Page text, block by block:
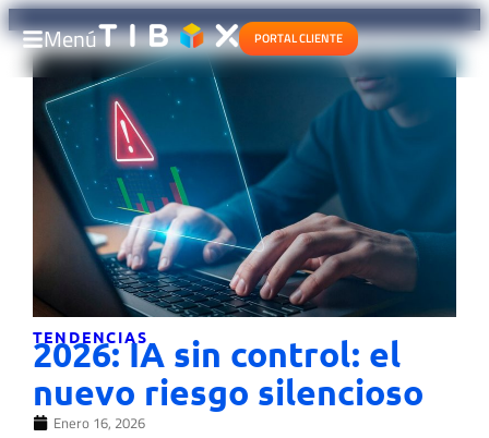
Menú PORTAL CLIENTE
TENDENCIAS
2026: IA sin control: el
nuevo riesgo silencioso
Enero 16, 2026